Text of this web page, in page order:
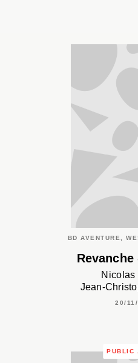
BD AVENTURE,
Revanche
Nicolas
Jean-
20/
PUBLIC